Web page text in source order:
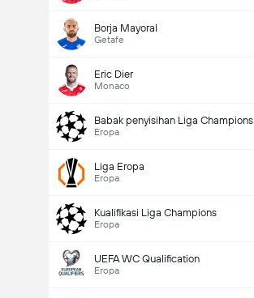
Borja Mayoral
Getafe
Eric Dier
Monaco
Babak penyisihan Liga Champions
Eropa
Liga Eropa
Eropa
Kualifikasi Liga Champions
Eropa
UEFA WC Qualification
Eropa